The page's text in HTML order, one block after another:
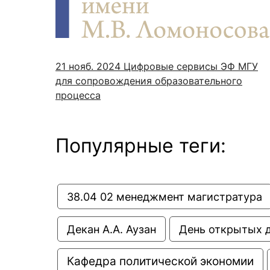
Оплата обучения онлайн
Курсы
Расписание
Новости / события / мероприятия
Служба
Научный старт
Электронный журнал «Научные исследования
Журнал «Вестник Московского университета».
BRICS Journal of Economics
21 нояб. 2024 Цифровые сервисы ЭФ МГУ
для сопровождения образовательного
процесса
Популярные теги:
38.04 02 менеджмент магистратура
Декан А.А. Аузан День открытых
Кафедра политической экономии